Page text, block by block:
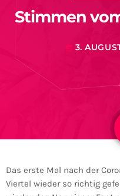
Stimmen
today 3.
Das erste Mal nach der
Viertel wieder so richtig